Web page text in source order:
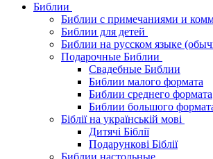
Библии
Библии с примечаниями и
Библии для детей
Библии на русском языке
Подарочные Библии
Свадебные Библии
Библии малого формата
Библии среднего формата
Библии большого
Біблії на українській мові
Дитячі Біблії
Подарункові Біблії